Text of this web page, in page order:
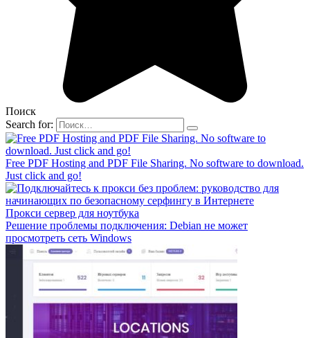
Поиск
Search for:
Free PDF Hosting and PDF File Sharing. No software to download.
Just click and go!
Прокси сервер для ноутбука
Решение проблемы подключения: Debian не может
просмотреть сеть Windows